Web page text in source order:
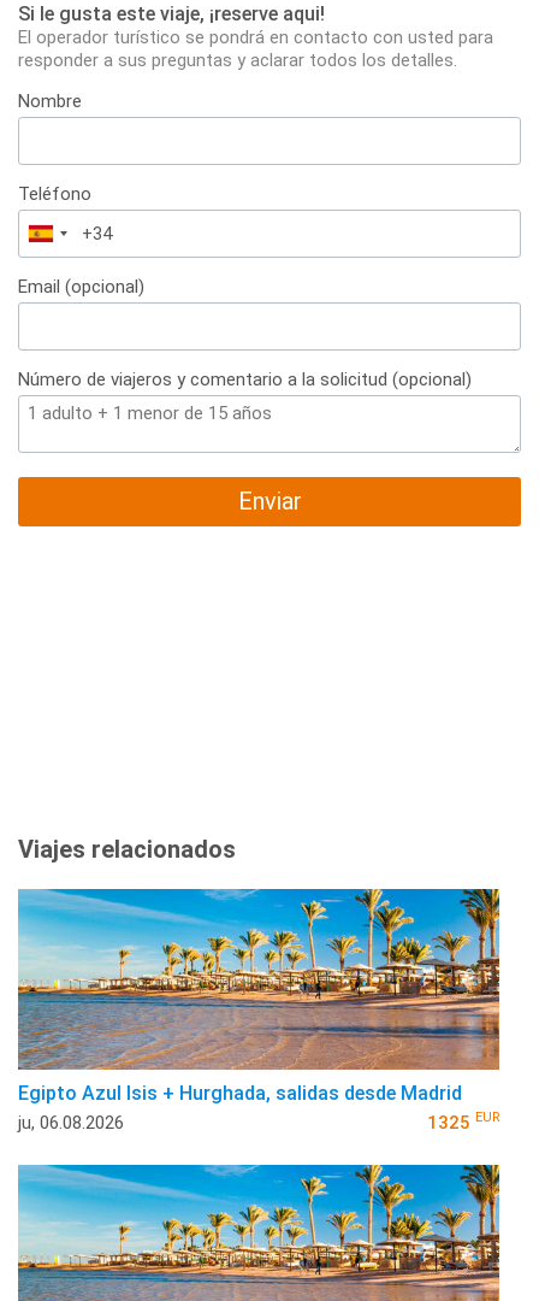
Si le gusta este viaje, ¡reserve aqui!
El operador turístico se pondrá en contacto con usted para
responder a sus preguntas y aclarar todos los detalles.
Nombre
Teléfono
España
+34
Email (opcional)
Número de viajeros y comentario a la solicitud (opcional)
Enviar
Viajes relacionados
Egipto Azul Isis + Hurghada, salidas desde Madrid
ju, 06.08.2026 1325 EUR